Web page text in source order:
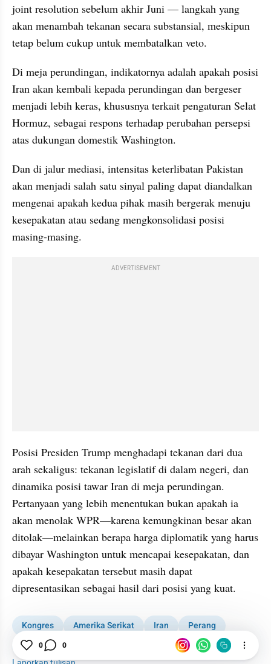
joint resolution sebelum akhir Juni — langkah yang
akan menambah tekanan secara substansial, meskipun
tetap belum cukup untuk membatalkan veto.
Di meja perundingan, indikatornya adalah apakah posisi
Iran akan kembali kepada perundingan dan bergeser
menjadi lebih keras, khususnya terkait pengaturan Selat
Hormuz, sebagai respons terhadap perubahan persepsi
atas dukungan domestik Washington.
Dan di jalur mediasi, intensitas keterlibatan Pakistan
akan menjadi salah satu sinyal paling dapat diandalkan
mengenai apakah kedua pihak masih bergerak menuju
kesepakatan atau sedang mengkonsolidasi posisi
masing-masing.
ADVERTISEMENT
Posisi Presiden Trump menghadapi tekanan dari dua
arah sekaligus: tekanan legislatif di dalam negeri, dan
dinamika posisi tawar Iran di meja perundingan.
Pertanyaan yang lebih menentukan bukan apakah ia
akan menolak WPR—karena kemungkinan besar akan
ditolak—melainkan berapa harga diplomatik yang harus
dibayar Washington untuk mencapai kesepakatan, dan
apakah kesepakatan tersebut masih dapat
dipresentasikan sebagai hasil dari posisi yang kuat.
Kongres Amerika Serikat Iran
Perang
Trump
0 0